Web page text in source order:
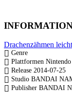
Drachenzähmen
Genre
Plattformen
Release 2014-07-25
Studio BANDAI
Publisher BANDAI